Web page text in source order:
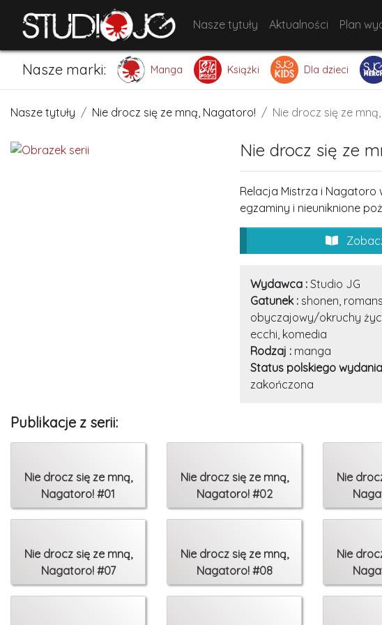
Nasze tytuły Aktualności Plan
Nasze marki: Manga Książki Dla dzieci
Nasze tytuły Nie drocz się ze mną, Nagatoro! Nie drocz się ze
Nie drocz się ze
Relacja Mistrza i Nagatoro
egzaminy i nieuniknione
Wydawca : Studio JG
Gatunek : shonen,
obyczajowy/okruchy
ecchi, komedia
Rodzaj : manga
Status polskiego
zakończona
Publikacje z serii:
Nie drocz się ze mną,
Nagatoro! #01
Nie drocz się ze mną,
Nagatoro! #02
Nie
Nie drocz się ze mną,
Nagatoro! #07
Nie drocz się ze mną,
Nagatoro! #08
Nie